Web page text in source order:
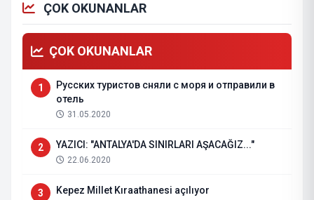
ÇOK OKUNANLAR
ÇOK OKUNANLAR
1
Русских туристов сняли с моря и отправили в
отель
31.05.2020
2 YAZICI: "ANTALYA'DA SINIRLARI AŞACAĞIZ..."
22.06.2020
3 Kepez Millet Kıraathanesi açılıyor